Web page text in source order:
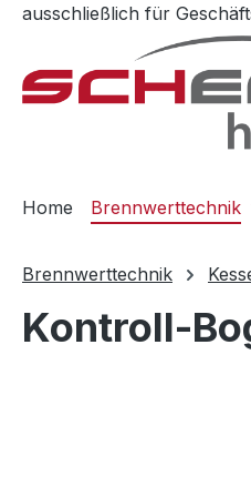
Hauptinhalt springen
Zur Suche springen
Zur Hauptnavigation
ausschließlich für
Home Brennwerttechnik
Brennwerttechnik
Kontroll-